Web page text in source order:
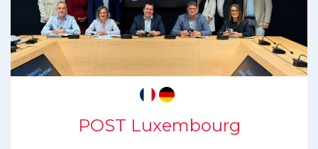
POST Luxembourg